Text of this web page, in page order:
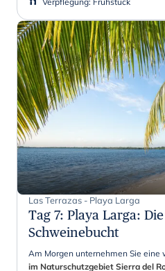
Las Terrazas - Playa Larga
Tag 7: Playa Larga:
Schweinebucht
Am Morgen unternehmen Sie eine
im Naturschutzgebiet Sierra del